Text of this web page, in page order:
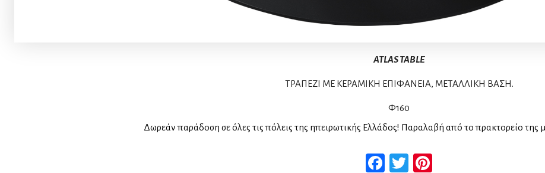
ATLAS TABLE
ΤΡΑΠΕΖΙ ΜΕ ΚΕΡΑΜΙΚΗ ΕΠΙΦΑΝΕΙΑ, ΜΕΤΑΛΛΙΚH ΒΑΣΗ.
Φ160
Δωρεάν παράδοση σε όλες τις πόλεις της ηπειρωτικής Ελλάδος! Παραλαβή από το πρακτορείο της
Facebook
Twitter